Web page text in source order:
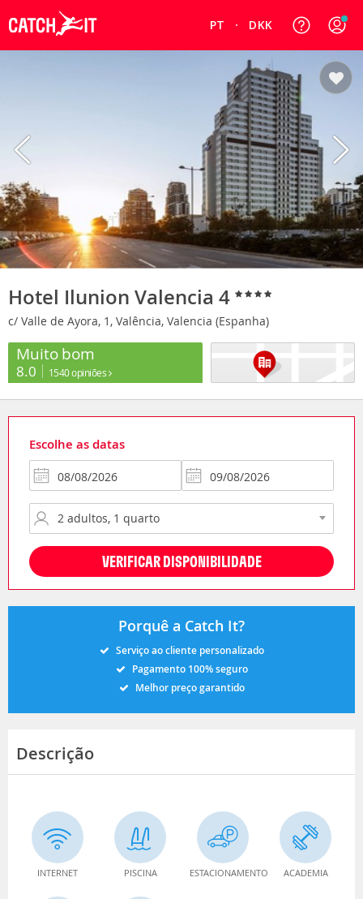
PT DKK
Hotel Ilunion Valencia 4
c/ Valle de Ayora, 1, Valência, Valencia (Espanha)
Muito bom
8.0 1540 opiniões
Escolhe as datas
VERIFICAR DISPONIBILIDADE
Porquê a Catch It?
Serviço ao cliente personalizado
Pagamento 100% seguro
Melhor preço garantido
Descrição
INTERNET PISCINA ESTACIONAMENTO ACADEMIA